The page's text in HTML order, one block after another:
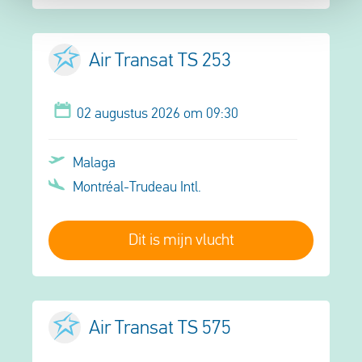
Air Transat TS 253
02 augustus 2026 om 09:30
Malaga
Montréal-Trudeau Intl.
Dit is mijn vlucht
Air Transat TS 575